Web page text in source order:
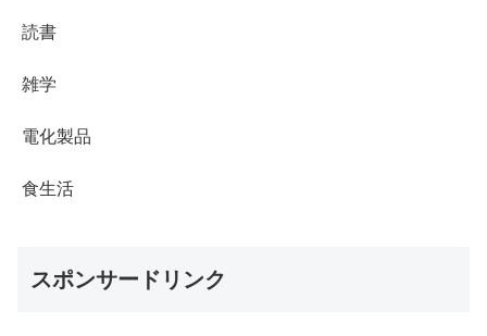
読書
雑学
電化製品
食生活
スポンサードリンク